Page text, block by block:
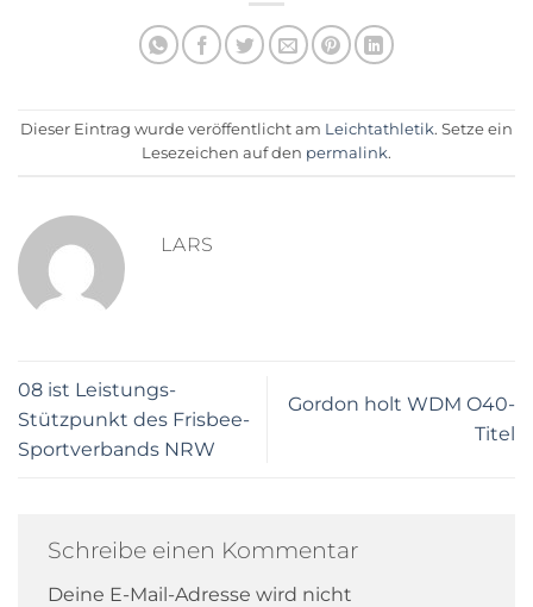
Dieser Eintrag wurde veröffentlicht am Leichtathletik. Setze ein
Lesezeichen auf den permalink.
LARS
08 ist Leistungs-
Stützpunkt des Frisbee-
Sportverbands NRW
Gordon holt WDM O40-
Titel
Schreibe einen Kommentar
Deine E-Mail-Adresse wird nicht